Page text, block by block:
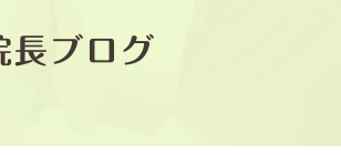
長ブログ